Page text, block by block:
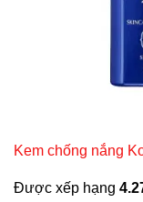
Kem chống nắng
Được xếp hạng